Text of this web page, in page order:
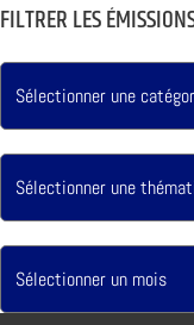
FILTRER LES